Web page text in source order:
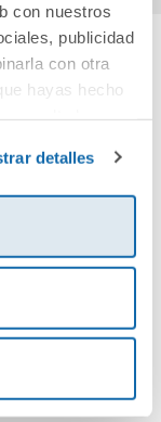
con nuestros
publicidad
con otra
hayas hecho
detalles
poder valorarlo